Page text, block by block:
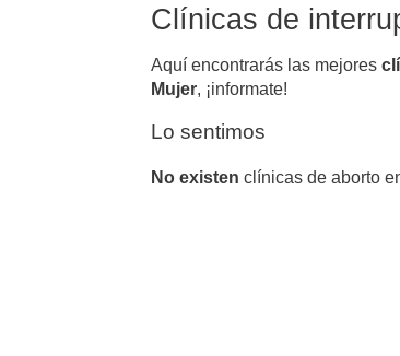
Clínicas de
Aquí encontrarás las mejores
Mujer, ¡informate!
Lo sentimos
No existen clínicas de aborto